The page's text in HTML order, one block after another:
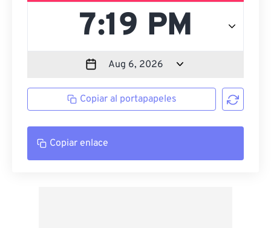
Copiar al portapapeles
Copiar enlace